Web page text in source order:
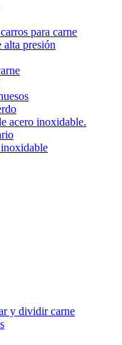
para carne
presión
acero inoxidable.
y dividir carne